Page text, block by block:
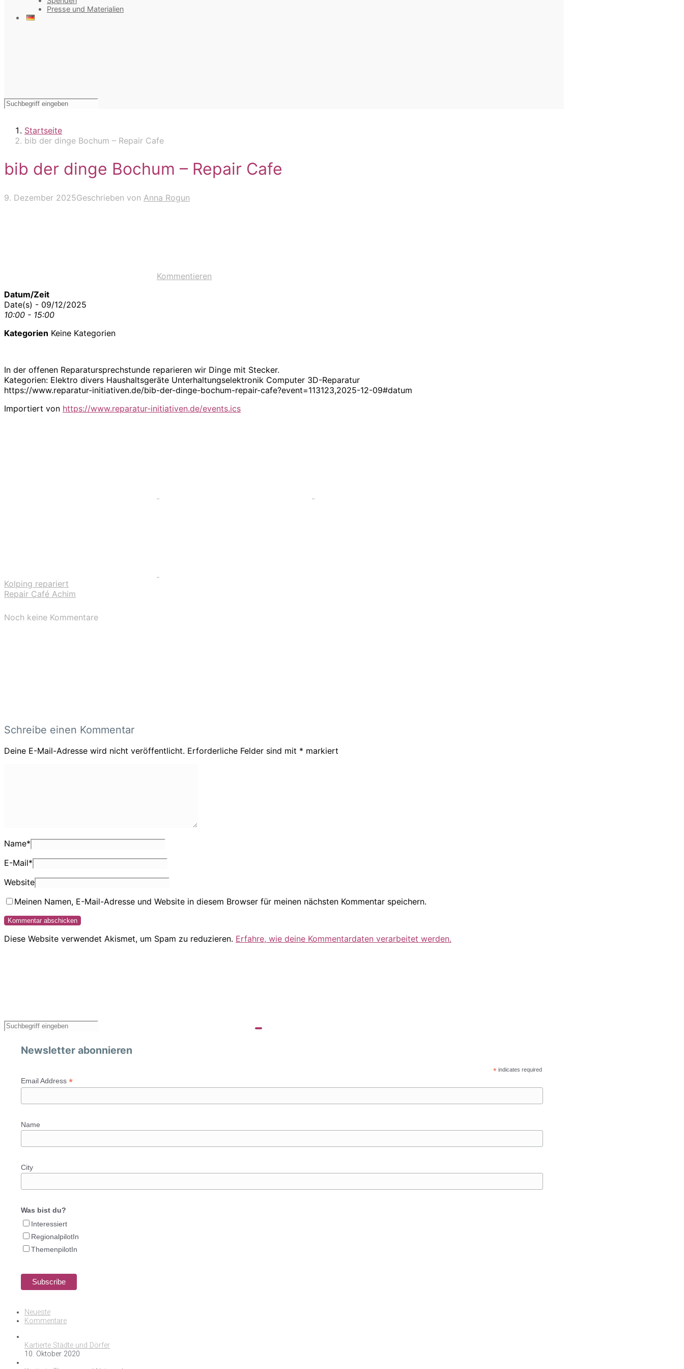
Presse und Materialien
Startseite
bib der dinge Bochum – Repair Cafe
bib der dinge Bochum – Repair Cafe
9. Dezember 2025Geschrieben von Anna Rogun
Kommentieren
Datum/Zeit
Date(s) - 09/12/2025
10:00 - 15:00
Kategorien Keine Kategorien
In der offenen Reparatursprechstunde reparieren wir Dinge mit Stecker.
Kategorien: Elektro divers Haushaltsgeräte Unterhaltungselektronik Computer 3D-Reparatur
https://www.reparatur-initiativen.de/bib-der-dinge-bochum-repair-cafe?event=113123,2025-12-09#datum
Importiert von https://www.reparatur-initiativen.de/events.ics
Kolping repariert
Repair Café Achim
Noch keine Kommentare
Schreibe einen Kommentar
Deine E-Mail-Adresse wird nicht veröffentlicht. Erforderliche Felder sind mit * markiert
Name*
E-Mail*
Website
Meinen Namen, E-Mail-Adresse und Website in diesem Browser für meinen nächsten Kommentar speichern.
Diese Website verwendet Akismet, um Spam zu reduzieren. Erfahre, wie deine Kommentardaten verarbeitet werden.
Newsletter abonnieren
* indicates required
Email Address *
Name
City
Was bist du?
Interessiert
RegionalpilotIn
ThemenpilotIn
Neueste
Kommentare
Kartierte Städte und Dörfer
10. Oktober 2020